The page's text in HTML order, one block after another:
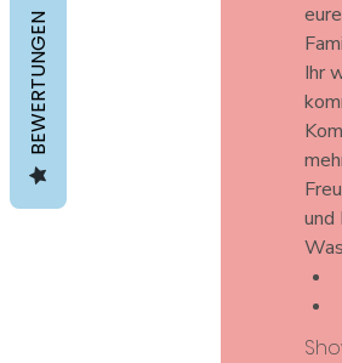
Ihr
und
BEWERTUNGEN